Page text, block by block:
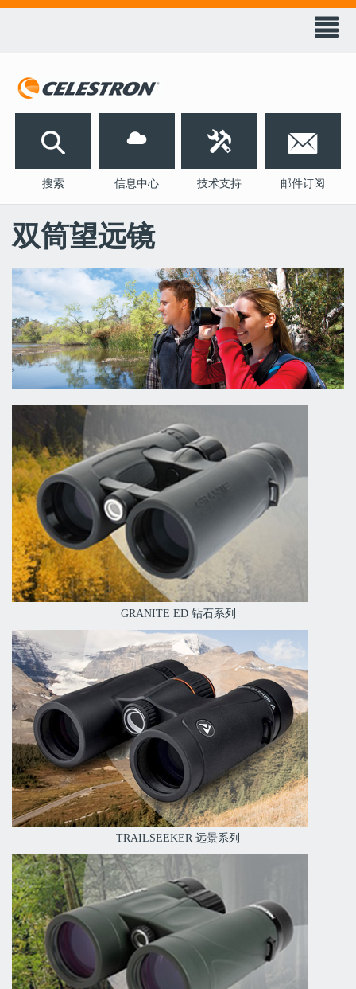
天
技
󰀭
搜索 信息中心

技术支持

邮件订阅
双筒望远镜
GRANITE ED 钻石系列
TRAILSEEKER 远景系列